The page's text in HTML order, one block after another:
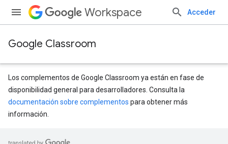
Workspace Acceder
Google Classroom
Los complementos de Google Classroom ya están en fase de
disponibilidad general para desarrolladores. Consulta la
documentación sobre complementos para obtener más
información.